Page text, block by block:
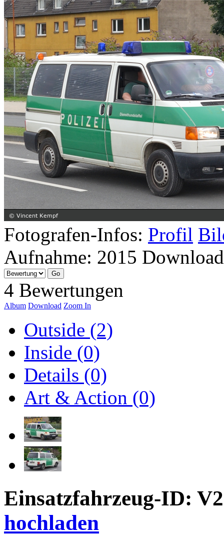
Fotografen-Infos: Profil
Aufnahme: 2015
4 Bewertungen
Album Download Zoom In
Outside (2)
Inside (0)
Details (0)
Art & Action (0)
Einsatzfahrzeug-ID:
hochladen